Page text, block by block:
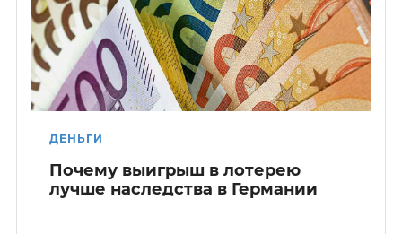
ДЕНЬГИ
Почему выигрыш в лотерею
лучше наследства в Германии